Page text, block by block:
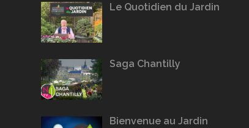
Le Quotidien du Jardin
Saga Chantilly
Bienvenue au Jardin